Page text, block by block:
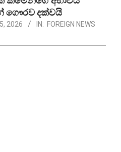
ගෞරව දක්වයි
2026 IN: FOREIGN NEWS